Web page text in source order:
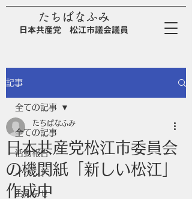
たちばなふみ
日本共産党 松江市議会議員
記事
全ての記事
活動報告
イベント
お知らせ
全ての記事
日本共産党松江市委員会
の機関紙「新しい松江」
作成中
たちばなふみ